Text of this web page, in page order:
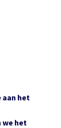
het
we het